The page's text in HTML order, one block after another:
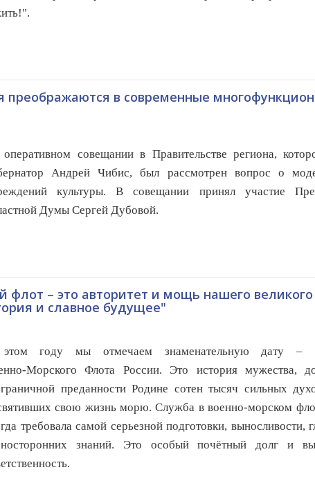
преображаются в современные
совещании в Правительстве региона,
Андрей Чибис, был рассмотрен вопрос о
культуры. В совещании принял участие
Думы Сергей Дубовой.
флот – это авторитет и мощь нашего великого
и славное будущее"
году мы отмечаем знаменательную дату –
Флота России. Это история мужества,
преданности Родине сотен тысяч сильных
свою жизнь морю. Служба в военно-морском
требовала самой серьезной подготовки, выносливости,
знаний. Это особый почётный долг и